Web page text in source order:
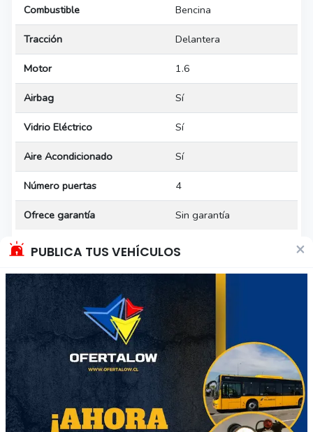
PUBLICA TUS VEHÍCULOS ×
Combustible Bencina
Tracción Delantera
Motor 1.6
Airbag Sí
Vidrio Eléctrico Sí
Aire Acondicionado Sí
Número puertas 4
Ofrece garantía Sin garantía
* Las especificaciones del vehículo han sido indicadas por el
vendedor, por favor, confirma con él los detalles.
Calificación del vendedor
Sueños de Plata
Sin ventas
Descripción del vehículo